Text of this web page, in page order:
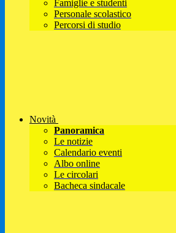
Famiglie e studenti
Personale scolastico
Percorsi di studio
Novità
Panoramica
Le notizie
Calendario eventi
Albo online
Le circolari
Bacheca sindacale